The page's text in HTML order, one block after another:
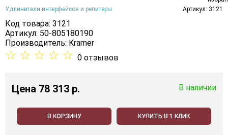
Удлинители интерфейсов и репитеры Артикул: 3121
Код товара: 3121
Артикул: 50-805180190
Производитель: Kramer
☆ ☆ ☆ ☆ ☆ 0 отзывов
Цена 78 313 p. В наличии
В КОРЗИНУ КУПИТЬ В 1 КЛИК